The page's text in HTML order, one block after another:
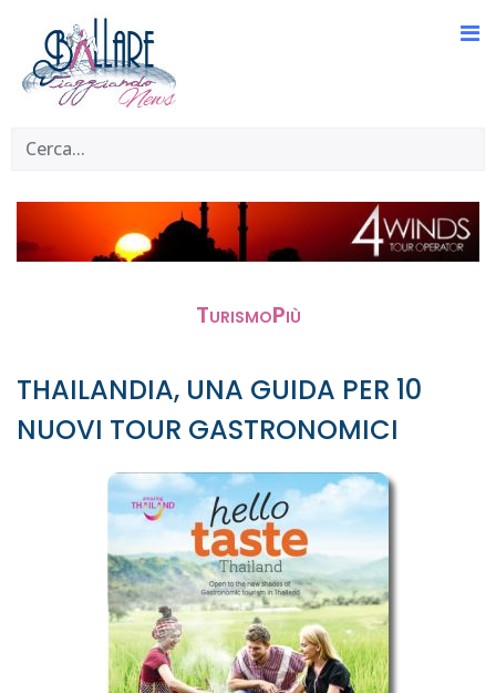
TurismoPiù
THAILANDIA, UNA GUIDA PER 10
NUOVI TOUR GASTRONOMICI